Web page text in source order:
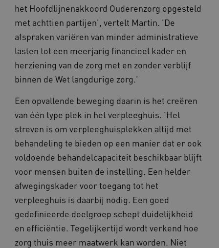
het Hoofdlijnenakkoord Ouderenzorg opgesteld
met achttien partijen', vertelt Martin. 'De
afspraken variëren van minder administratieve
lasten tot een meerjarig financieel kader en
herziening van de zorg met en zonder verblijf
binnen de Wet langdurige zorg.'
Een opvallende beweging daarin is het creëren
van één type plek in het verpleeghuis. 'Het
streven is om verpleeghuisplekken altijd met
behandeling te bieden op een manier dat er ook
voldoende behandelcapaciteit beschikbaar blijft
voor mensen buiten de instelling. Een helder
afwegingskader voor toegang tot het
verpleeghuis is daarbij nodig. Een goed
gedefinieerde doelgroep schept duidelijkheid
en efficiëntie. Tegelijkertijd wordt verkend hoe
zorg thuis meer maatwerk kan worden. Niet
ARRAffinity
Microsoft
Corporation
Corporation